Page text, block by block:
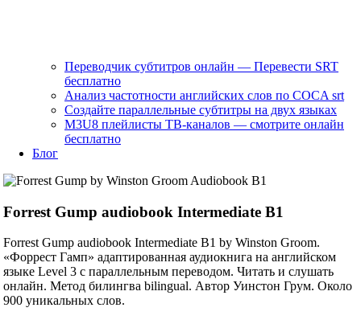
Переводчик субтитров онлайн — Перевести SRT
бесплатно
Анализ частотности английских слов по COCA srt
Создайте параллельные субтитры на двух языках
M3U8 плейлисты ТВ‑каналов — смотрите онлайн
бесплатно
Блог
Forrest Gump audiobook Intermediate B1
Forrest Gump audiobook Intermediate B1 by Winston Groom.
«Форрест Гамп» адаптированная аудиокнига на английском
языке Level 3 с параллельным переводом. Читать и слушать
онлайн. Метод билингва bilingual. Автор Уинстон Грум. Около
900 уникальных слов.